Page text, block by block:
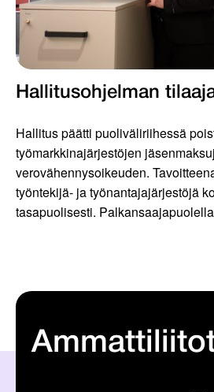
Hallitusohjelman
Hallitus päätti puoliväliriihessä
työmarkkinajärjestöjen
verovähennysoikeuden.
työntekijä- ja työnantajajärjestöjä
tasapuolisesti.